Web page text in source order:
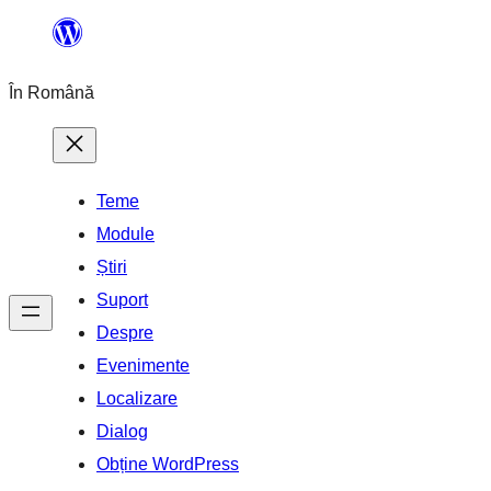
conținut
În Română
Teme
Module
Știri
Suport
Despre
Evenimente
Localizare
Dialog
Obține WordPress